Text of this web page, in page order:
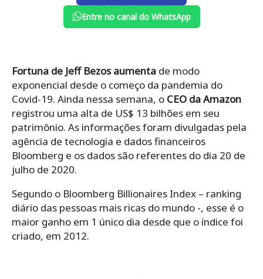
Entre no canal do WhatsApp
Fortuna de Jeff Bezos aumenta de modo
exponencial desde o começo da pandemia do
Covid-19. Ainda nessa semana, o CEO da Amazon
registrou uma alta de US$ 13 bilhões em seu
patrimônio. As informações foram divulgadas pela
agência de tecnologia e dados financeiros
Bloomberg e os dados são referentes do dia 20 de
julho de 2020.
Segundo o Bloomberg Billionaires Index – ranking
diário das pessoas mais ricas do mundo -, esse é o
maior ganho em 1 único dia desde que o índice foi
criado, em 2012.